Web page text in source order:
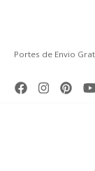
Portes de Envio